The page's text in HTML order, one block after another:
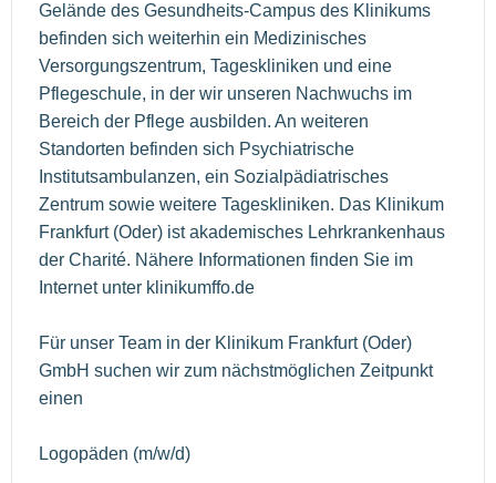
Gelände des Gesundheits-Campus des Klinikums
befinden sich weiterhin ein Medizinisches
Versorgungszentrum, Tageskliniken und eine
Pflegeschule, in der wir unseren Nachwuchs im
Bereich der Pflege ausbilden. An weiteren
Standorten befinden sich Psychiatrische
Institutsambulanzen, ein Sozialpädiatrisches
Zentrum sowie weitere Tageskliniken. Das Klinikum
Frankfurt (Oder) ist akademisches Lehrkrankenhaus
der Charité. Nähere Informationen finden Sie im
Internet unter klinikumffo.de
Für unser Team in der Klinikum Frankfurt (Oder)
GmbH suchen wir zum nächstmöglichen Zeitpunkt
einen
Logopäden (m/w/d)